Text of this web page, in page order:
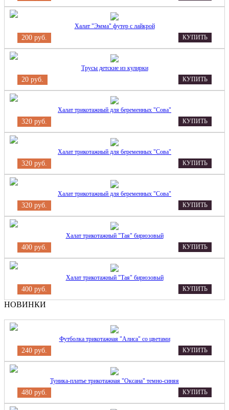
Халат "Эмма" футер с лайкрой
200 руб. КУПИТЬ
Трусы детские из кулирки
20 руб. КУПИТЬ
Халат трикотажный для беременных "Сова"
320 руб. КУПИТЬ
Халат трикотажный для беременных "Сова"
320 руб. КУПИТЬ
Халат трикотажный для беременных "Сова"
320 руб. КУПИТЬ
Халат трикотажный "Тая" бирюзовый
400 руб. КУПИТЬ
Халат трикотажный "Тая" бирюзовый
400 руб. КУПИТЬ
НОВИНКИ
Футболка трикотажная "Алиса" со цветами
240 руб. КУПИТЬ
Туника-платье трикотажная "Оксана" темно-синяя
480 руб. КУПИТЬ